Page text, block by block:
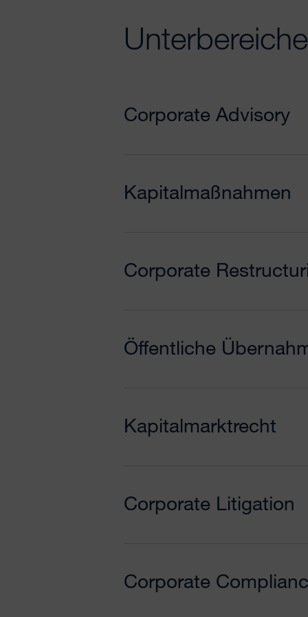
Unterbereiche
Corporate Advisory
Kapitalmaßnahmen
Corporate
Öffentliche
Kapitalmarktrecht
Corporate Litigation
Corporate